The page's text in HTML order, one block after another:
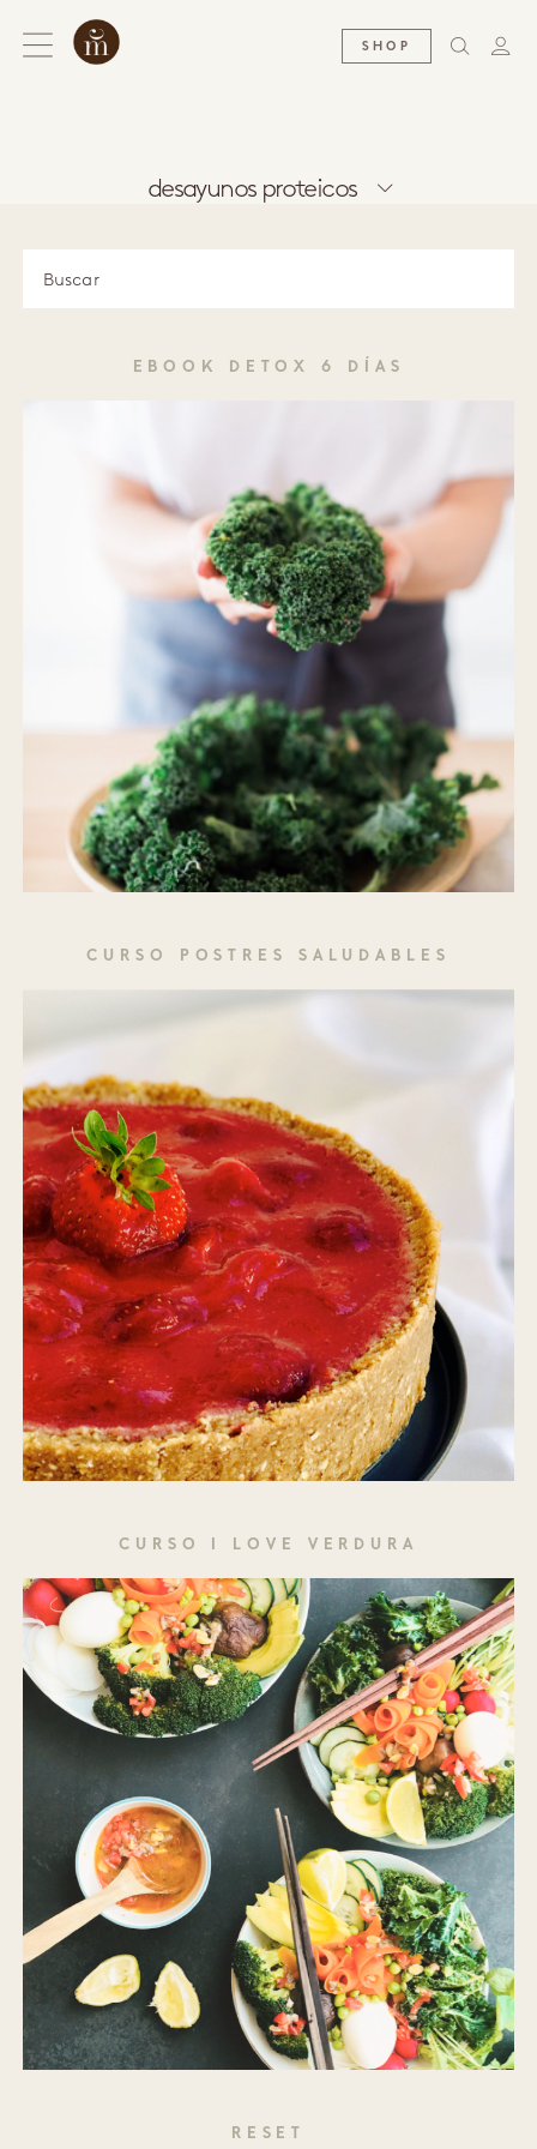
SHOP
desayunos proteicos
EBOOK DETOX 6 DÍAS
CURSO POSTRES SALUDABLES
CURSO I LOVE VERDURA
RESET